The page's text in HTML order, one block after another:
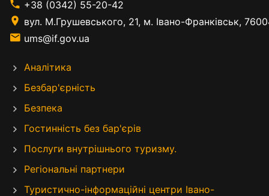
+38 (0342) 55-20-42
вул. М.Грушевського, 21, м. Івано-Франківськ,
ums@if.gov.ua
Аналітика
Безбар'єрність
Безпека
Гостинність без бар'єрів
Послуги внутрішнього туризму.
Регіональні партнери
Туристично-інформаційні центри Івано-